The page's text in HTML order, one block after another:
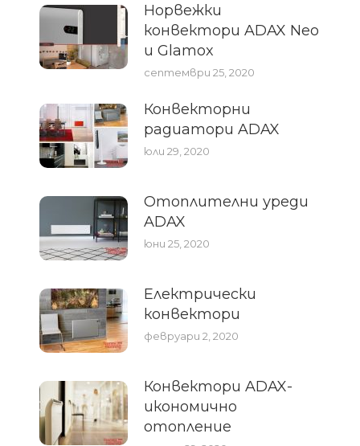
Норвежки
конвектори ADAX Neo
и Glamox
септември 25, 2020
Конвекторни
радиатори ADAX
юли 29, 2020
Отоплителни уреди
ADAX
юни 25, 2020
Електрически
конвектори
февруари 2, 2020
Конвектори ADAX-
икономично
отопление